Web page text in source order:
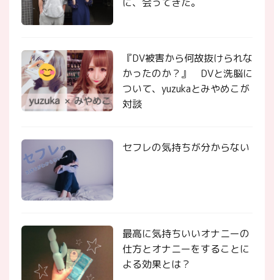
『DV被害から何故抜けられな
かったのか？』 DVと洗脳に
ついて、yuzukaとみやめこが
対談
セフレの気持ちが分からない
最高に気持ちいいオナニーの
仕方とオナニーをすることに
よる効果とは？